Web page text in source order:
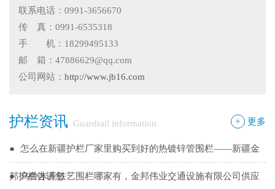
联系电话：0991-3656670
传 真：0991-6535318
手 机：18299495133
邮 箱：47886629@qq.com
公司网站： http://www.jb16.com
+ 更多
护栏资讯 Guardrail information
护栏网怎样做日常保养
"多样“候车亭，旨在为您提供一个舒心候车环境
候车亭规格型号小解
● 新疆那拉提草原围网选用样式
● 怎么在新疆护栏厂家里购买到好的热镀锌管围栏——新疆金
邦护栏告诉您
● 乌鲁木齐铁艺围栏哪家有，金邦伟业交通设施有限公司供应